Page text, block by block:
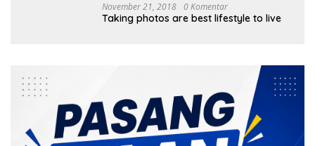
November 21, 2018 0 Komentar
Taking photos are best lifestyle to live